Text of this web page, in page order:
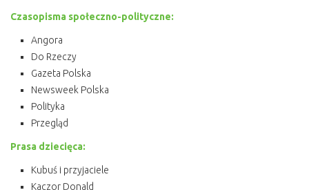
Czasopisma społeczno-polityczne:
Angora
Do Rzeczy
Gazeta Polska
Newsweek Polska
Polityka
Przegląd
Prasa dziecięca:
Kubuś i przyjaciele
Kaczor Donald